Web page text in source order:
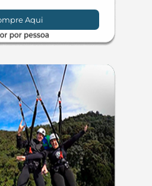
Aqui